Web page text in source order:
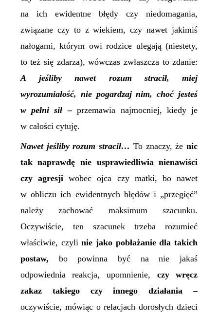
na ich ewidentne błędy czy niedomagania,
związane czy to z wiekiem, czy nawet jakimiś
nałogami, którym owi rodzice ulegają (niestety,
to też się zdarza), wówczas zwłaszcza to zdanie:
A jeśliby nawet rozum stracił, miej
wyrozumiałość, nie pogardzaj nim, choć jesteś
w pełni sił–przemawia najmocniej, kiedy je
w całości cytuję.
Nawet jeśliby rozum stracił… To znaczy, że nic
tak naprawdę nie usprawiedliwia nienawiści
czy agresji wobec ojca czy matki, bo nawet
w obliczu ich ewidentnych błędów i „przegięć”
należy zachować maksimum szacunku.
Oczywiście, ten szacunek trzeba rozumieć
właściwie, czylinie jako pobłażanie dla takich
postaw, bo powinna być na nie jakaś
odpowiednia reakcja, upomnienie, czy wręcz
zakaz takiego czy innego działania –
oczywiście, mówiąc o relacjach dorosłych dzieci